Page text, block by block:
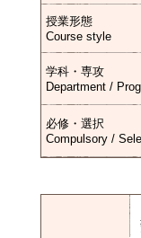
授業形態
Course style
学科・専攻
Department /
必修・選択
Compulsory /